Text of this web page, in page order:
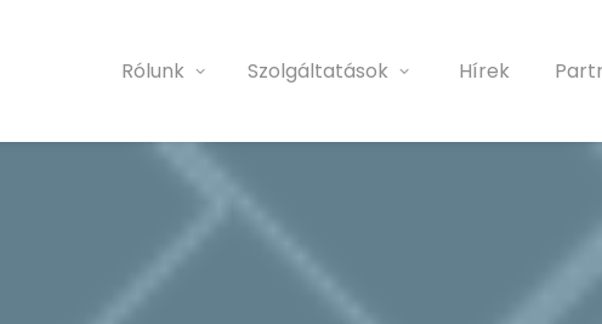
Rólunk Szolgáltatások Hírek